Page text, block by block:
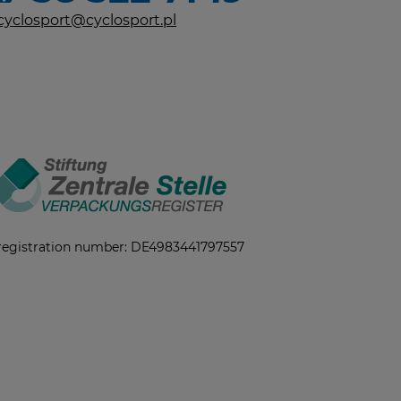
number: DE4983441797557